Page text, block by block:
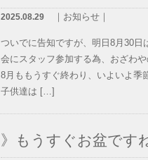
2025.08.29 ｜お知らせ｜
ついでに告知ですが、明日8月30
会にスタッフ参加する為、おざわ
8月ももうすぐ終わり、いよいよ季
子供達は […]
》もうすぐお盆です